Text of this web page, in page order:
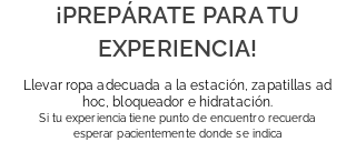
¡PREPÁRATE PARA TU
EXPERIENCIA!
Llevar ropa adecuada a la estación, zapatillas ad
hoc, bloqueador e hidratación.
Si tu experiencia tiene punto de encuentro recuerda
esperar pacientemente donde se indica